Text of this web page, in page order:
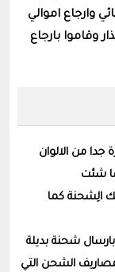
وارجاع اموالي
وقاموا بارجاع
من الالوان
شئت
الِشحنة كما
شحنة بديلة
الشحن التي